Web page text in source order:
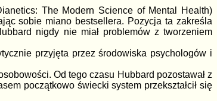
The Modern Science of Mental Health)
sobie miano bestsellera. Pozycja ta zakreśla
nigdy nie miał problemów z tworzeniem
przyjęta przez środowiska psychologów i
Od tego czasu Hubbard pozostawał z
początkowo świecki system przekształcił się